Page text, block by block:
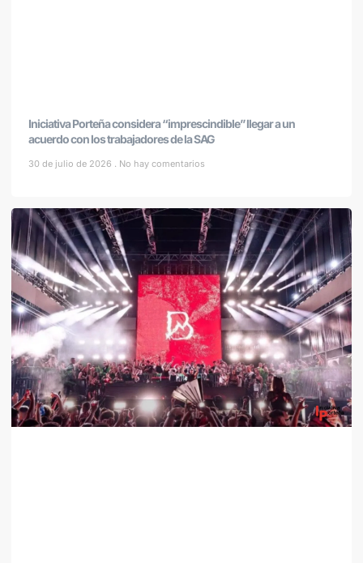
Iniciativa Porteña considera “imprescindible” llegar a un
acuerdo con los trabajadores de la SAG
30 de julio de 2026 No hay comentarios